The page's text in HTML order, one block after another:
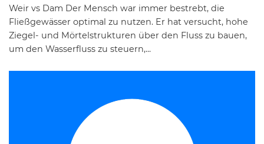
Weir vs Dam Der Mensch war immer bestrebt, die
Fließgewässer optimal zu nutzen. Er hat versucht, hohe
Ziegel- und Mörtelstrukturen über den Fluss zu bauen,
um den Wasserfluss zu steuern,...